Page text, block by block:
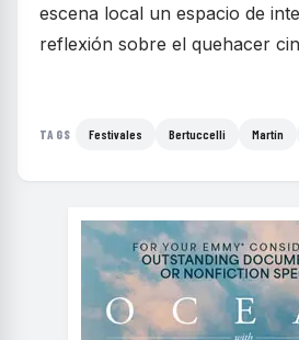
escena local un espacio de
reflexión sobre el quehacer
TAGS Festivales Bertuccelli Martín